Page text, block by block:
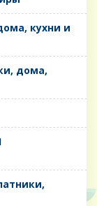
кухни и
дома,